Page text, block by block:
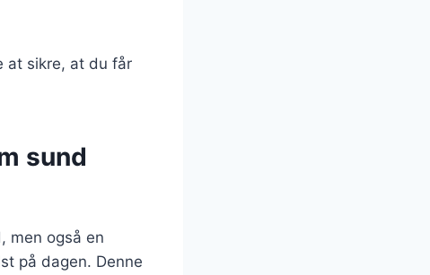
at sikre, at du får
sund
men også en
på dagen. Denne